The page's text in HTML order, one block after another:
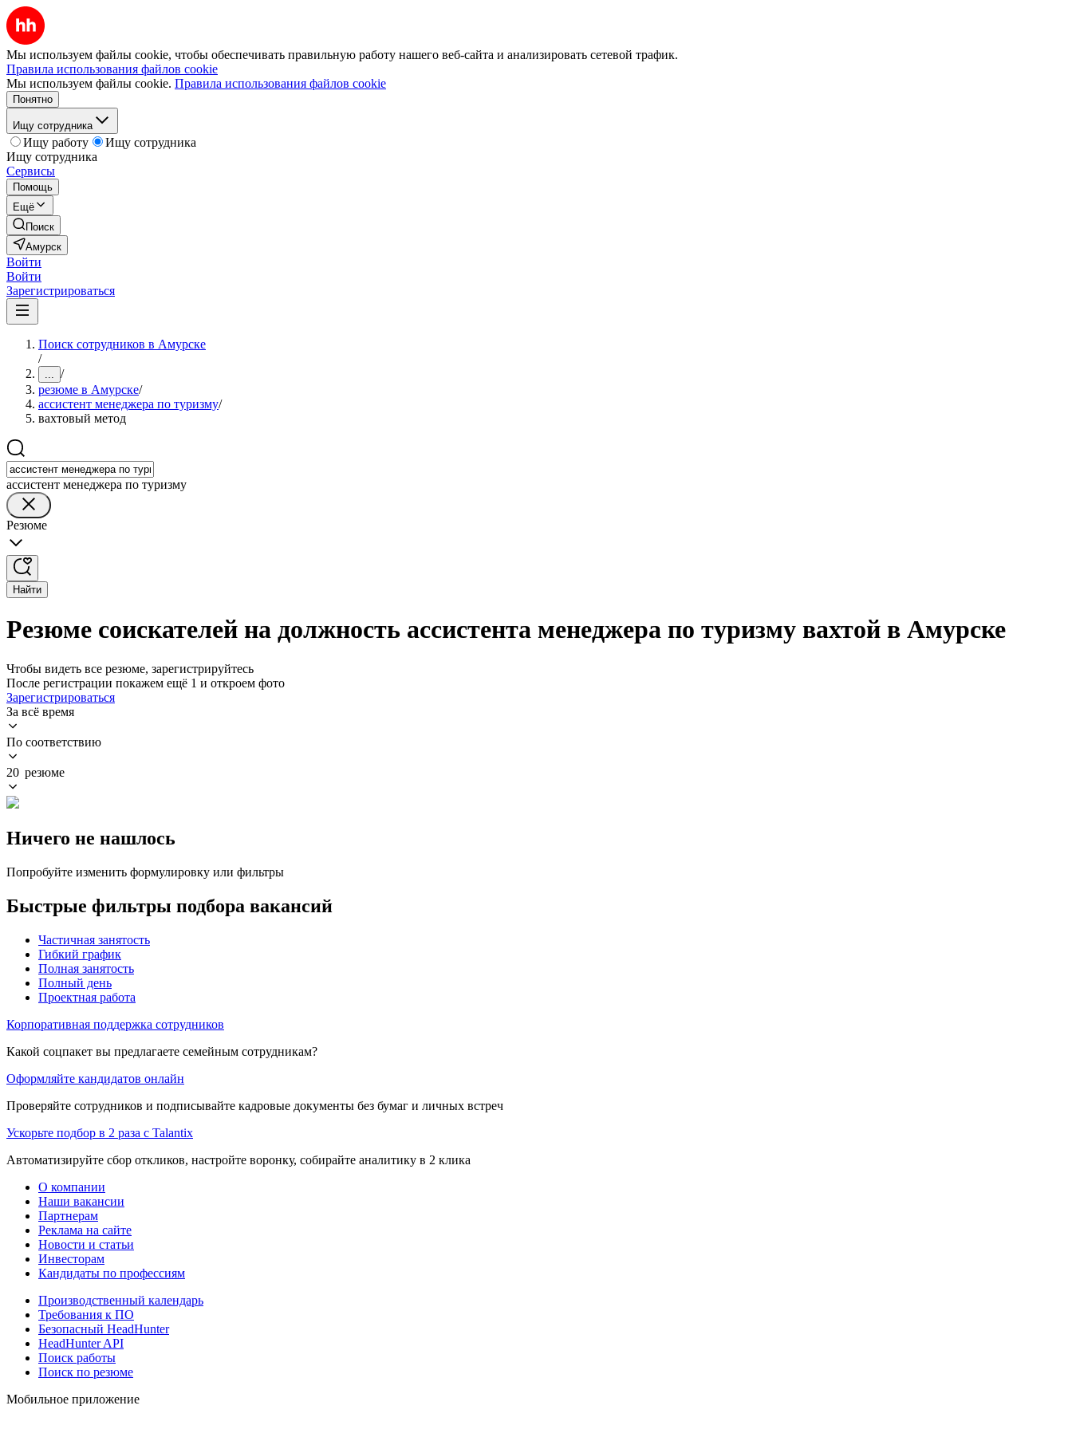
Мы используем файлы cookie, чтобы обеспечивать правильную работу нашего веб-сайта и анализировать сетевой трафик.
Правила использования файлов cookie
Мы используем файлы cookie. Правила использования файлов cookie
Понятно
Ищу сотрудника
Ищу работу
Ищу сотрудника
Ищу сотрудника
Сервисы
Помощь
Ещё
Поиск
Амурск
Войти
Войти
Зарегистрироваться
Поиск сотрудников в Амурске
/
... /
резюме в Амурске/
ассистент менеджера по туризму/
вахтовый метод
ассистент менеджера по туризму
Резюме
Найти
Резюме соискателей на должность ассистента менеджера по туризму вахтой в Амурске
Чтобы видеть все резюме, зарегистрируйтесь
После регистрации покажем ещё 1 и откроем фото
Зарегистрироваться
За всё время
По соответствию
20 резюме
Ничего не нашлось
Попробуйте изменить формулировку или фильтры
Быстрые фильтры подбора вакансий
Частичная занятость
Гибкий график
Полная занятость
Полный день
Проектная работа
Корпоративная поддержка сотрудников
Какой соцпакет вы предлагаете семейным сотрудникам?
Оформляйте кандидатов онлайн
Проверяйте сотрудников и подписывайте кадровые документы без бумаг и личных встреч
Ускорьте подбор в 2 раза с Talantix
Автоматизируйте сбор откликов, настройте воронку, собирайте аналитику в 2 клика
О компании
Наши вакансии
Партнерам
Реклама на сайте
Новости и статьи
Инвесторам
Кандидаты по профессиям
Производственный календарь
Требования к ПО
Безопасный HeadHunter
HeadHunter API
Поиск работы
Поиск по резюме
Мобильное приложение